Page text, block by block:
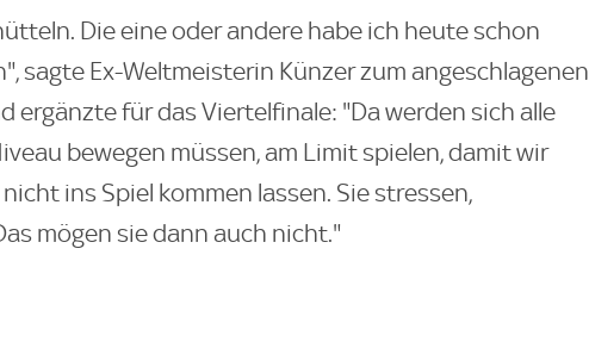
Die eine oder andere habe ich heute schon
sagte Ex-Weltmeisterin Künzer zum angeschlagenen
ergänzte für das Viertelfinale: "Da werden sich alle
bewegen müssen, am Limit spielen, damit wir
ins Spiel kommen lassen. Sie stressen,
mögen sie dann auch nicht."